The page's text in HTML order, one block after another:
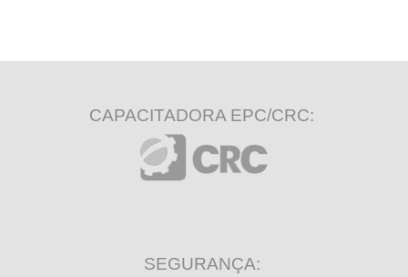
CAPACITADORA EPC/CRC:
SEGURANÇA: